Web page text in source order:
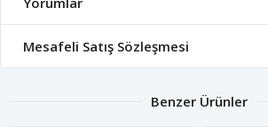
Mesafeli Satış Sözleşmesi
Benzer Ürünler